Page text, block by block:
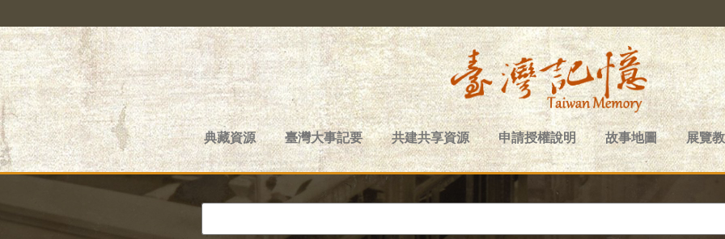
典藏資源 臺灣大事記要 共建共享資源 申請授權說明 故事地圖 展覽